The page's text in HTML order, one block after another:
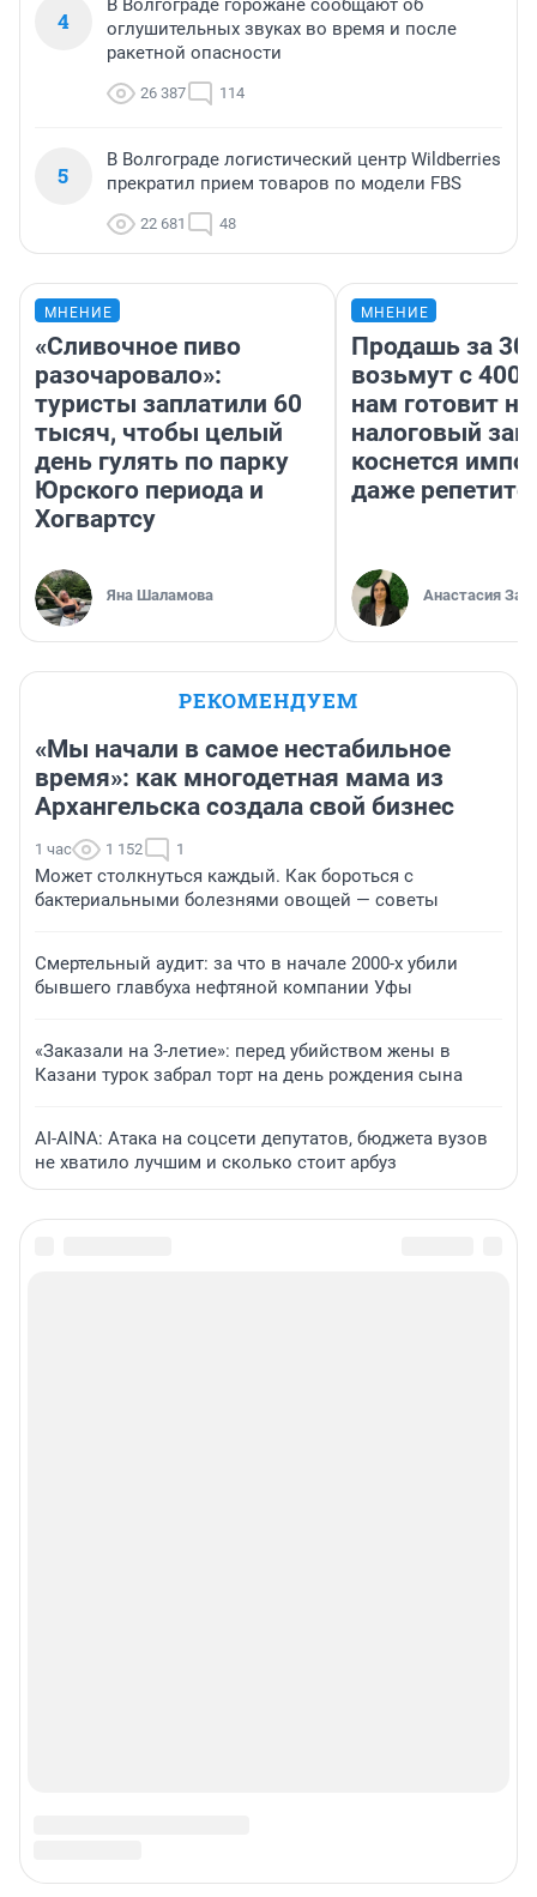
4
В Волгограде горожане сообщают об
оглушительных звуках во время и после
ракетной опасности
26 387 114
5
В Волгограде логистический центр Wildberries
прекратил прием товаров по модели FBS
22 681 48
МНЕНИЕ
«Сливочное пиво
разочаровало»:
туристы заплатили 60
тысяч, чтобы целый
день гулять по парку
Юрского периода и
Хогвартсу
Яна Шаламова
МНЕНИЕ
Продашь за
возьмут с
нам готовит
налоговый
коснется
даже
Анастасия
РЕКОМЕНДУЕМ
«Мы начали в самое нестабильное
время»: как многодетная мама из
Архангельска создала свой бизнес
1 час 1 152 1
Может столкнуться каждый. Как бороться с
бактериальными болезнями овощей — советы
Смертельный аудит: за что в начале 2000-х убили
бывшего главбуха нефтяной компании Уфы
«Заказали на 3-летие»: перед убийством жены в
Казани турок забрал торт на день рождения сына
AI-AINA: Атака на соцсети депутатов, бюджета вузов
не хватило лучшим и сколько стоит арбуз